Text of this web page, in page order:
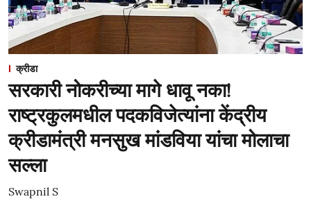
क्रीडा
सरकारी नोकरीच्या मागे धावू नका!
राष्ट्रकुलमधील पदकविजेत्यांना केंद्रीय
क्रीडामंत्री मनसुख मांडविया यांचा मोलाचा
सल्ला
Swapnil S